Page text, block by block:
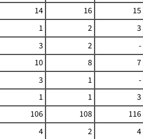
14 16 15
1 2 3
3 2 -
10 8 7
3 1 -
1 1 3
106 108 116
4 2 4